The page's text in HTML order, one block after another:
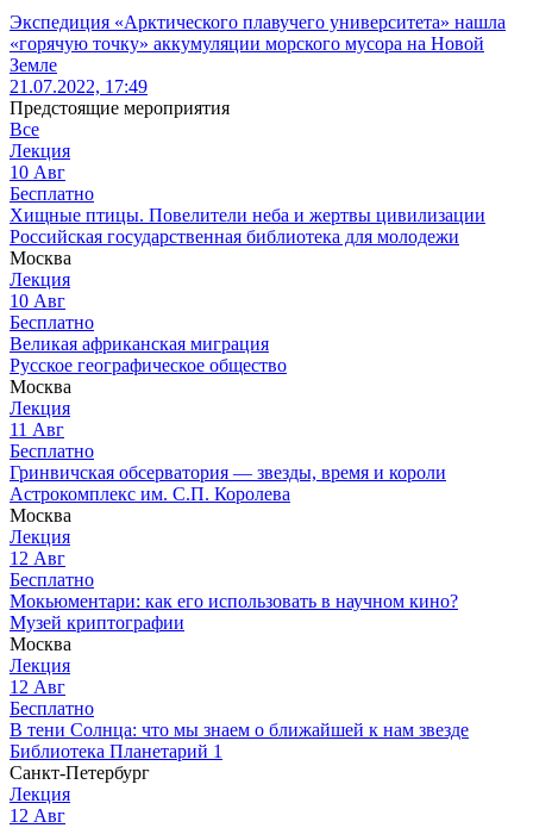
Экспедиция «Арктического плавучего университета» нашла
«горячую точку» аккумуляции морского мусора на Новой
Земле
21.07.2022, 17:49
Предстоящие мероприятия
Все
Лекция
10 Авг
Бесплатно
Хищные птицы. Повелители неба и жертвы цивилизации
Российская государственная библиотека для молодежи
Москва
Лекция
10 Авг
Бесплатно
Великая африканская миграция
Русское географическое общество
Москва
Лекция
11 Авг
Бесплатно
Гринвичская обсерватория — звезды, время и короли
Астрокомплекс им. С.П. Королева
Москва
Лекция
12 Авг
Бесплатно
Мокьюментари: как его использовать в научном кино?
Музей криптографии
Москва
Лекция
12 Авг
Бесплатно
В тени Солнца: что мы знаем о ближайшей к нам звезде
Библиотека Планетарий 1
Санкт-Петербург
Лекция
12 Авг